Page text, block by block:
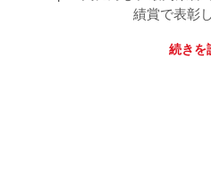
績賞で表彰
続きを